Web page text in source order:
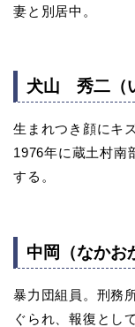
妻と別居中。
犬山 秀二（
生まれつき顔にキ
1976年に蔵土村南
する。
中岡（なかお
暴力団組員。刑務
ぐられ、報復とし